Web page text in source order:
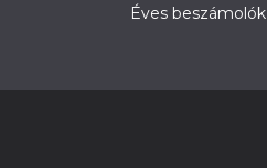
Éves beszámolók